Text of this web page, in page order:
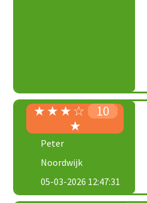
10
☆
★
★
★
★
Peter
Noordwijk
05-03-2026 12:47:31